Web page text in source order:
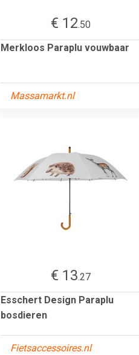
€ 12.50
Merkloos Paraplu vouwbaar
Massamarkt.nl
€ 13.27
Esschert Design Paraplu
bosdieren
Fietsaccessoires.nl